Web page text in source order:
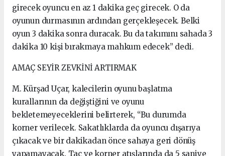
girecek oyuncu en az 1 dakika geç girecek. O da
oyunun durmasının ardından gerçekleşecek. Belki
oyun 3 dakika sonra duracak. Bu da takımını sahada 3
dakika 10 kişi bırakmaya mahkum edecek” dedi.
AMAÇ SEYİR ZEVKİNİ ARTIRMAK
M. Kürşad Uçar, kalecilerin oyunu başlatma
kurallarının da değiştiğini ve oyunu
bekletemeyeceklerini belirterek, “Bu durumda
korner verilecek. Sakatlıklarda da oyuncu dışarıya
çıkacak ve bir dakikadan önce sahaya geri dönüş
yapamayacak. Taç ve korner atışlarında da 5 saniye